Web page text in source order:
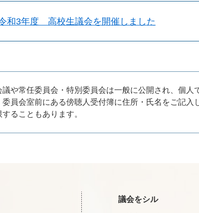
和3年度 高校生議会を開催しました
や常任委員会・特別委員会は一般に公開され、個
委員会室前にある傍聴人受付簿に住所・氏名をご記
ることもあります。
議会をシル